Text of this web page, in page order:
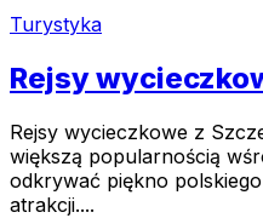
Turystyka
Rejsy
Rejsy wycieczkowe z
większą popularnością
odkrywać piękno
atrakcji....